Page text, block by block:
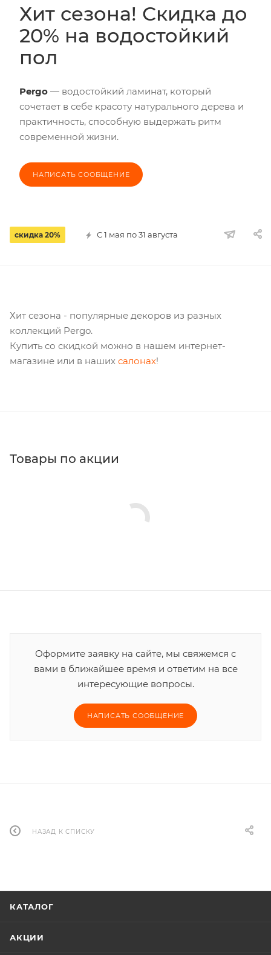
Хит сезона! Скидка до
20% на водостойкий
пол
Pergo — водостойкий ламинат, который
сочетает в себе красоту натурального дерева и
практичность, способную выдержать ритм
современной жизни.
НАПИСАТЬ СООБЩЕНИЕ
скидка 20% С 1 мая по 31 августа
Хит сезона - популярные декоров из разных
коллекций Pergo.
Купить со скидкой можно в нашем интернет-
магазине или в наших салонах!
Товары по акции
Оформите заявку на сайте, мы свяжемся с
вами в ближайшее время и ответим на все
интересующие вопросы.
НАПИСАТЬ СООБЩЕНИЕ
НАЗАД К СПИСКУ
КАТАЛОГ
АКЦИИ